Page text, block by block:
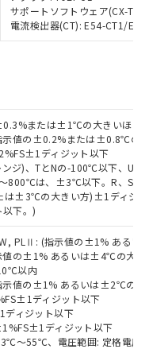
サポートソフトウェア(CX-
電流検出器(CT): E54-CT1/
または±1℃の大きいほう
示値の±0.2%または±0.8℃の
ディジット以下
ジ)、TとNの-100℃以下、U
～800℃は、±3℃以下。R、S
は±3℃の大きい方)±1ディジ
下。)
PLⅡ: (指示値の±1% ある
値の±1% あるいは±4℃の大き
以内
示値の±1% あるいは±2℃の大
ディジット以下
ィジット以下
ディジット以下
～55℃、電圧範囲: 定格電圧
ト上で当社にご
ついて、当社
の「1.共同利
れている法人を
ード
含有証明書
基準）
含有を証明す
有を証明する
エステル類４
での期間は出
ことから備考
した。
庫切替を完了
とがない限
しておりま